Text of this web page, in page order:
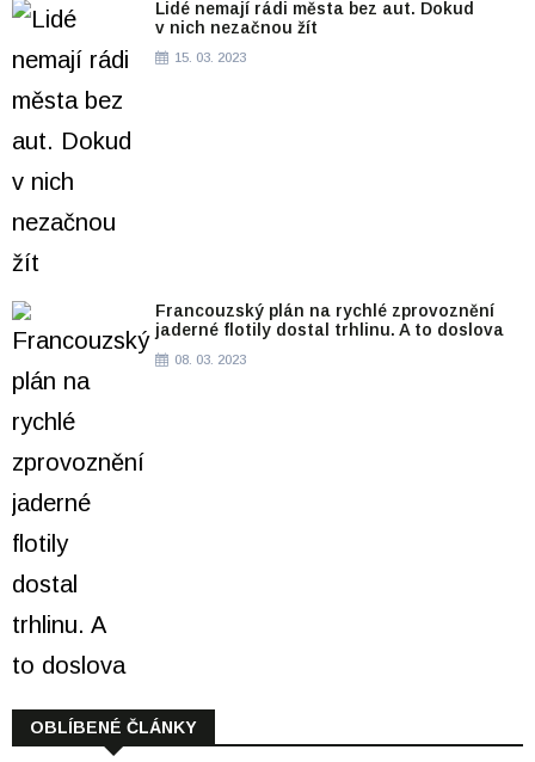
Lidé nemají rádi města bez aut. Dokud
v nich nezačnou žít
15. 03. 2023
Francouzský plán na rychlé zprovoznění
jaderné flotily dostal trhlinu. A to doslova
08. 03. 2023
OBLÍBENÉ ČLÁNKY